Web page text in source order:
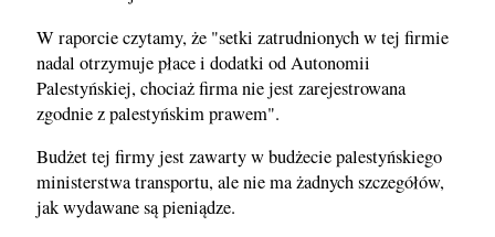
W raporcie czytamy, że "setki zatrudnionych w tej firmie
nadal otrzymuje płace i dodatki od Autonomii
Palestyńskiej, chociaż firma nie jest zarejestrowana
zgodnie z palestyńskim prawem".
Budżet tej firmy jest zawarty w budżecie palestyńskiego
ministerstwa transportu, ale nie ma żadnych szczegółów,
jak wydawane są pieniądze.